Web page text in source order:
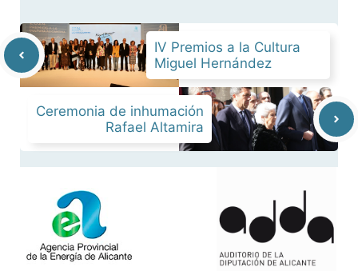
IV Premios a la Cultura
Miguel Hernández
Ceremonia de inhumación
Rafael Altamira